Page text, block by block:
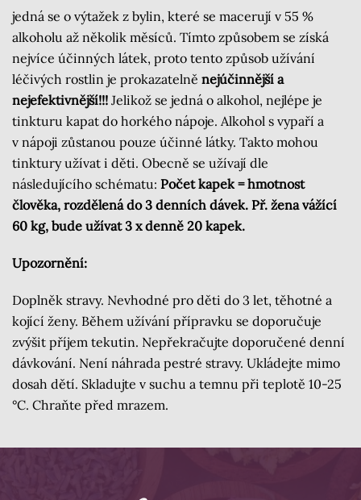
jedná se o výtažek z bylin, které se macerují v 55 %
alkoholu až několik měsíců. Tímto způsobem se získá
nejvíce účinných látek, proto tento způsob užívání
léčivých rostlin je prokazatelně nejúčinnější a
nejefektivnější!!! Jelikož se jedná o alkohol, nejlépe je
tinkturu kapat do horkého nápoje. Alkohol s vypaří a
v nápoji zůstanou pouze účinné látky. Takto mohou
tinktury užívat i děti. Obecně se užívají dle
následujícího schématu: Počet kapek = hmotnost
člověka, rozdělená do 3 denních dávek. Př. žena vážící
60 kg, bude užívat 3 x denně 20 kapek.
Upozornění:
Doplněk stravy. Nevhodné pro děti do 3 let, těhotné a
kojící ženy. Během užívání přípravku se doporučuje
zvýšit příjem tekutin. Nepřekračujte doporučené denní
dávkování. Není náhrada pestré stravy. Ukládejte mimo
dosah dětí. Skladujte v suchu a temnu při teplotě 10-25
°C. Chraňte před mrazem.